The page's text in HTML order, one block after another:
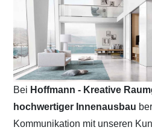
Bei Hoffmann - Kreative
hochwertiger Innenausbau
Kommunikation mit unseren